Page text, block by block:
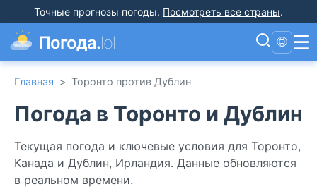
Точные прогнозы погоды. Посмотреть все страны.
Погода.lol 🌐 ☰
Главная > Торонто против Дублин
Погода в Торонто и Дублин
Текущая погода и ключевые условия для Торонто,
Канада и Дублин, Ирландия. Данные обновляются
в реальном времени.